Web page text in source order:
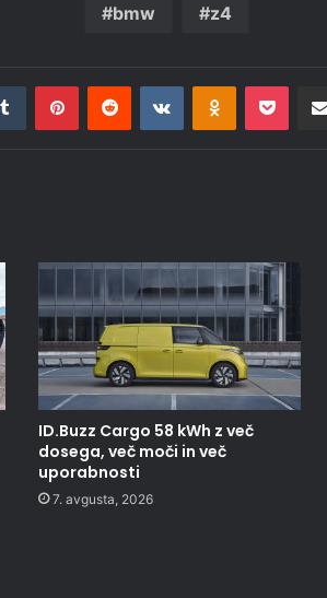
bmw z4
Tumblr PinterestReddit VKontakteOdnoklassniki
Pocket
ID.Buzz Cargo 58 kWh z več
dosega, več moči in več
uporabnosti
7. avgusta, 2026